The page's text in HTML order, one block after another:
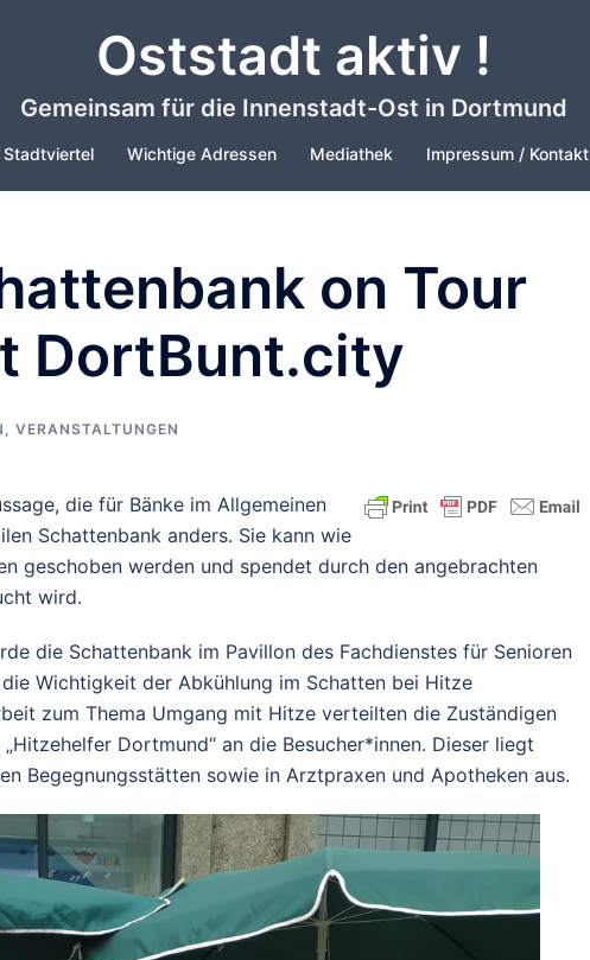
Oststadt aktiv !
Gemeinsam für die Innenstadt-Ost in Dortmund
Stadtviertel Wichtige Adressen Mediathek Impressum / Kontakt
on Tour
DortBunt.city
, VERANSTALTUNGEN
die für Bänke im Allgemeinen
Schattenbank anders. Sie kann wie
geschoben werden und spendet durch den angebrachten
wird.
die Schattenbank im Pavillon des Fachdienstes für Senioren
Wichtigkeit der Abkühlung im Schatten bei Hitze
zum Thema Umgang mit Hitze verteilten die Zuständigen
Dortmund“ an die Besucher*innen. Dieser liegt
Begegnungsstätten sowie in Arztpraxen und Apotheken aus.